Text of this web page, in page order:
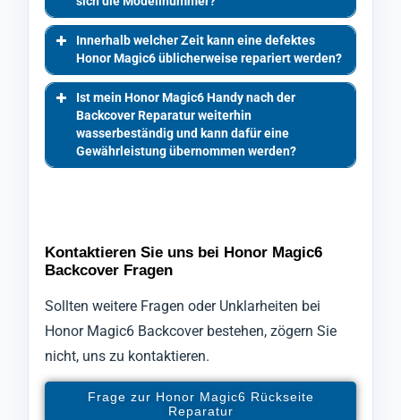
Innerhalb welcher Zeit kann eine defektes
Honor Magic6 üblicherweise repariert werden?
Ist mein Honor Magic6 Handy nach der
Backcover Reparatur weiterhin
wasserbeständig und kann dafür eine
Gewährleistung übernommen werden?
Kontaktieren Sie uns bei Honor Magic6
Backcover Fragen
Sollten weitere Fragen oder Unklarheiten bei
Honor Magic6 Backcover bestehen, zögern Sie
nicht, uns zu kontaktieren.
Frage zur Honor Magic6 Rückseite
Reparatur